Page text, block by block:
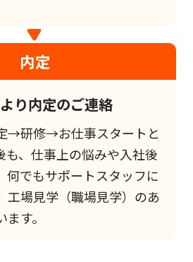
内定
り内定のご連絡
→研修→お仕事スタートと
も、仕事上の悩みや入社後
何でもサポートスタッフに
工場見学（職場見学）のあ
す。